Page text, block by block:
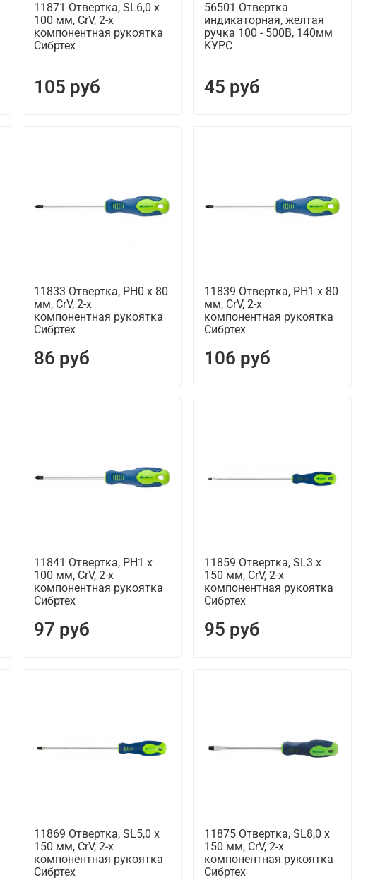
11871 Отвертка, SL6,0 х
100 мм, CrV, 2-х
компонентная рукоятка
Сибртех
105 руб
56501 Отвертка
индикаторная, желтая
ручка 100 - 500В, 140мм
KУРС
45 руб
11833 Отвертка, PH0 х 80
мм, CrV, 2-х
компонентная рукоятка
Сибртех
86 руб
11839 Отвертка, PH1 х 80
мм, CrV, 2-х
компонентная рукоятка
Сибртех
106 руб
11841 Отвертка, PH1 х
100 мм, CrV, 2-х
компонентная рукоятка
Сибртех
97 руб
11859 Отвертка, SL3 х
150 мм, CrV, 2-х
компонентная рукоятка
Сибртех
95 руб
11869 Отвертка, SL5,0 х
150 мм, CrV, 2-х
компонентная рукоятка
Сибртех
11875 Отвертка, SL8,0 х
150 мм, CrV, 2-х
компонентная рукоятка
Сибртех